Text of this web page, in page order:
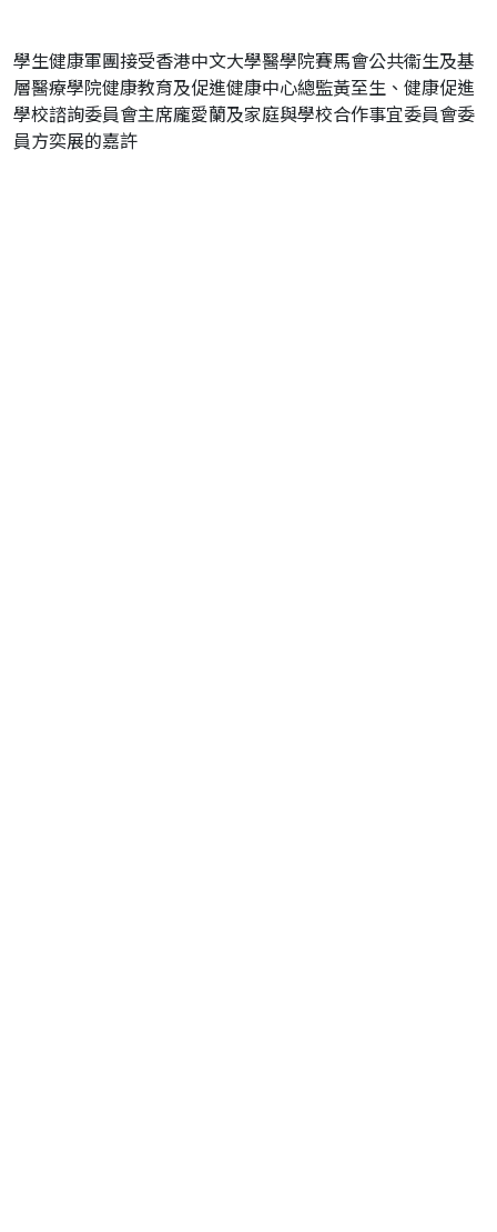
學生健康軍團接受香港中文大學醫學院賽馬會公共衞生及基
層醫療學院健康教育及促進健康中心總監黃至生、健康促進
學校諮詢委員會主席龐愛蘭及家庭與學校合作事宜委員會委
員方奕展的嘉許